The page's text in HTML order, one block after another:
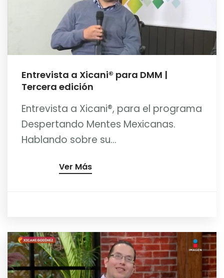
Entrevista a Xicani® para DMM |
Tercera edición
Entrevista a Xicani®, para el programa
Despertando Mentes Mexicanas.
Hablando sobre su...
Ver Más